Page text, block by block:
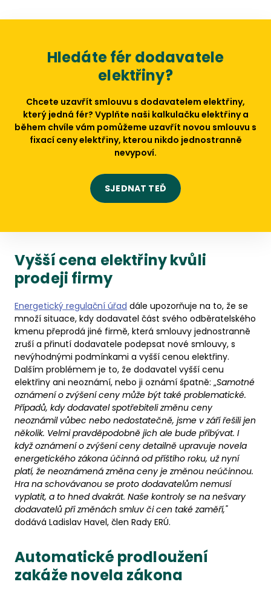
Hledáte fér dodavatele
elektřiny?
Chcete uzavřít smlouvu s dodavatelem elektřiny,
který jedná fér? Vyplňte naši kalkulačku elektřiny a
během chvíle vám pomůžeme uzavřít novou smlouvu s
fixací ceny elektřiny, kterou nikdo jednostranně
nevypoví.
SJEDNAT TEĎ
Vyšší cena elektřiny kvůli
prodeji firmy
Energetický regulační úřad dále upozorňuje na to, že se
množí situace, kdy dodavatel část svého odběratelského
kmenu přeprodá jiné firmě, která smlouvy jednostranně
zruší a přinutí dodavatele podepsat nové smlouvy, s
nevýhodnými podmínkami a vyšší cenou elektřiny.
Dalším problémem je to, že dodavatel vyšší cenu
elektřiny ani neoznámí, nebo ji oznámí špatně: „Samotné
oznámení o zvýšení ceny může být také problematické.
Případů, kdy dodavatel spotřebiteli změnu ceny
neoznámil vůbec nebo nedostatečně, jsme v září řešili jen
několik. Velmi pravděpodobně jich ale bude přibývat. I
když oznámení o zvýšení ceny detailně upravuje novela
energetického zákona účinná od příštího roku, už nyní
platí, že neoznámená změna ceny je změnou neúčinnou.
Hra na schovávanou se proto dodavatelům nemusí
vyplatit, a to hned dvakrát. Naše kontroly se na nešvary
dodavatelů při změnách smluv či cen také zaměří,"
dodává Ladislav Havel, člen Rady ERÚ.
Automatické prodloužení
zakáže novela zákona